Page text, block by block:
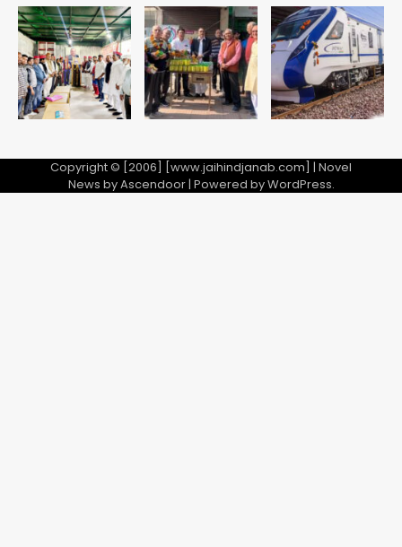
Copyright © [2006] [www.jaihindjanab.com] | Novel
News byAscendoor| Powered byWordPress.